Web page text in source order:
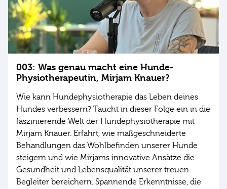
003: Was genau macht eine Hunde-
Physiotherapeutin, Mirjam Knauer?
Wie kann Hundephysiotherapie das Leben deines
Hundes verbessern? Taucht in dieser Folge ein in die
faszinierende Welt der Hundephysiotherapie mit
Mirjam Knauer. Erfahrt, wie maßgeschneiderte
Behandlungen das Wohlbefinden unserer Hunde
steigern und wie Mirjams innovative Ansätze die
Gesundheit und Lebensqualität unserer treuen
Begleiter bereichern. Spannende Erkenntnisse, die